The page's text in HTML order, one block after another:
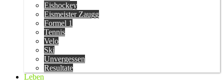
Eishockey
Eismeister Zaugg
Formel 1
Tennis
Velo
Ski
Unvergessen
Resultate
Leben